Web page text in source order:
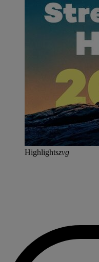
Highlightszvg